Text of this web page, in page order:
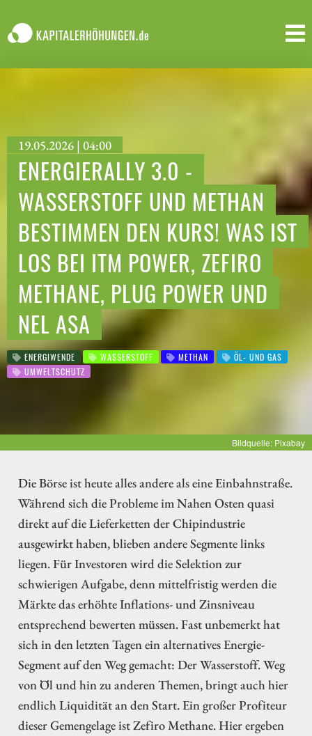
19.05.2026 | 04:00
ENERGIERALLY 3.0 -
WASSERSTOFF UND METHAN
BESTIMMEN DEN KURS! WAS IST
LOS BEI ITM POWER, ZEFIRO
METHANE, PLUG POWER UND
NEL ASA
ENERGIWENDE WASSERSTOFF METHAN
ÖL- UND GAS
UMWELTSCHUTZ
Bildquelle: Pixabay
Die Börse ist heute alles andere als eine Einbahnstraße.
Während sich die Probleme im Nahen Osten quasi
direkt auf die Lieferketten der Chipindustrie
ausgewirkt haben, blieben andere Segmente links
liegen. Für Investoren wird die Selektion zur
schwierigen Aufgabe, denn mittelfristig werden die
Märkte das erhöhte Inflations- und Zinsniveau
entsprechend bewerten müssen. Fast unbemerkt hat
sich in den letzten Tagen ein alternatives Energie-
Segment auf den Weg gemacht: Der Wasserstoff. Weg
von Öl und hin zu anderen Themen, bringt auch hier
endlich Liquidität an den Start. Ein großer Profiteur
dieser Gemengelage ist Zefiro Methane. Hier ergeben